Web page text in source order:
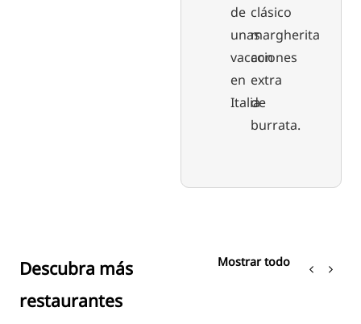
de
unas
vacaciones
en
Italia
clásico
margherita
con
extra
de
burrata.
Descubra más
restaurantes
Mostrar todo